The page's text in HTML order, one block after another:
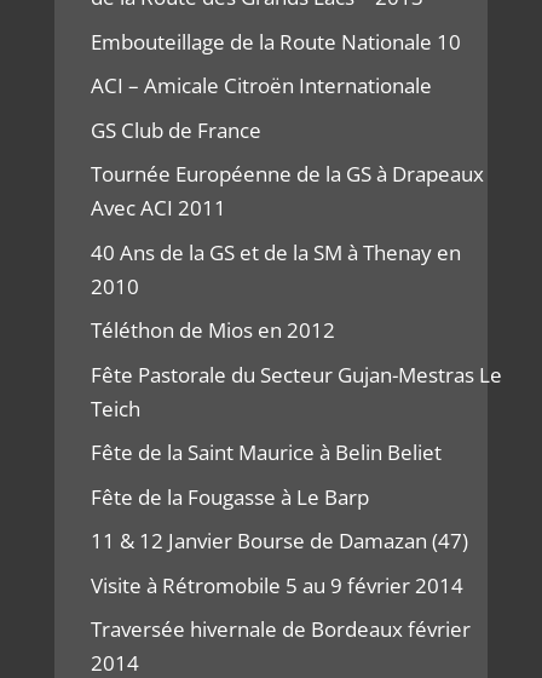
Embouteillage de la Route Nationale 10
ACI – Amicale Citroën Internationale
GS Club de France
Tournée Européenne de la GS à Drapeaux
Avec ACI 2011
40 Ans de la GS et de la SM à Thenay en
2010
Téléthon de Mios en 2012
Fête Pastorale du Secteur Gujan-Mestras Le
Teich
Fête de la Saint Maurice à Belin Beliet
Fête de la Fougasse à Le Barp
11 & 12 Janvier Bourse de Damazan (47)
Visite à Rétromobile 5 au 9 février 2014
Traversée hivernale de Bordeaux février
2014